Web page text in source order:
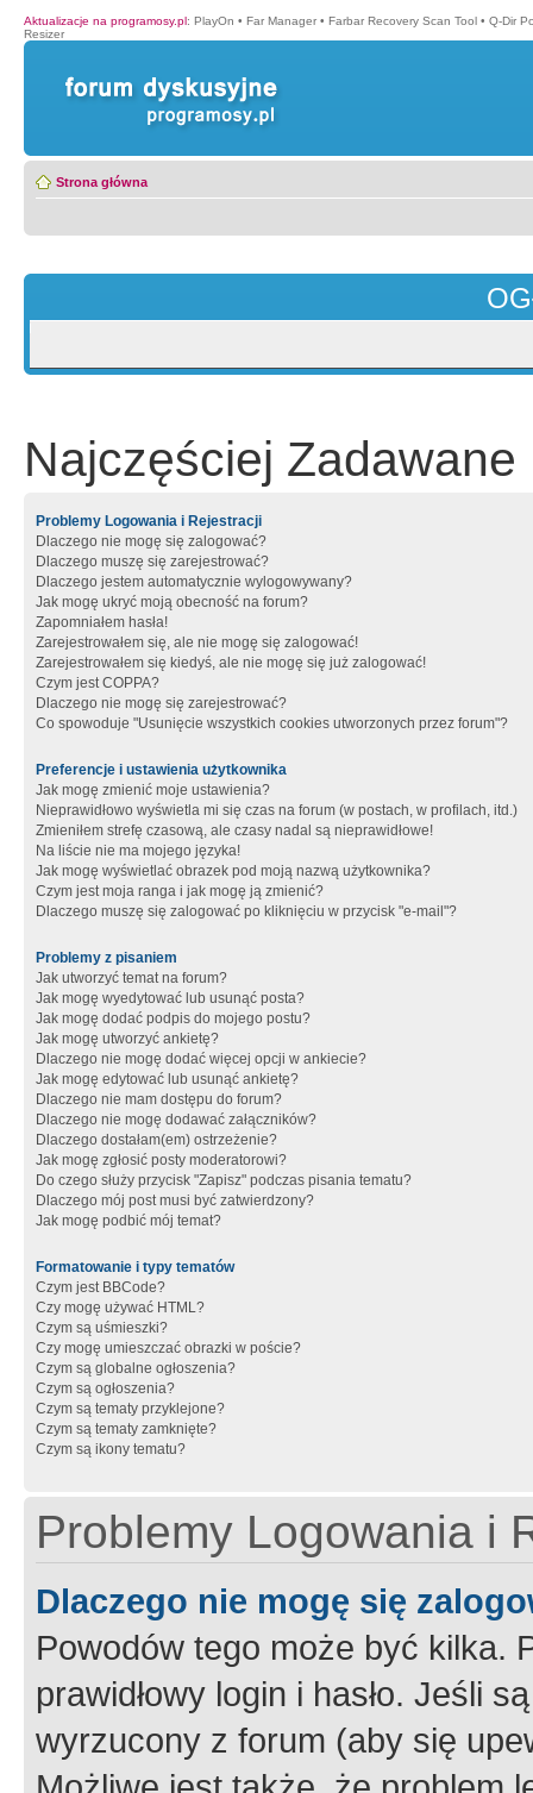
Aktualizacje na programosy.pl: PlayOn • Far Manager • Farbar Recovery Scan Tool • Q-Dir
Resizer
Strona główna
Najczęściej Zadawane
Problemy Logowania i Rejestracji
Dlaczego nie mogę się zalogować?
Dlaczego muszę się zarejestrować?
Dlaczego jestem automatycznie wylogowywany?
Jak mogę ukryć moją obecność na forum?
Zapomniałem hasła!
Zarejestrowałem się, ale nie mogę się zalogować!
Zarejestrowałem się kiedyś, ale nie mogę się już zalogować!
Czym jest COPPA?
Dlaczego nie mogę się zarejestrować?
Co spowoduje "Usunięcie wszystkich cookies utworzonych przez forum"?
Preferencje i ustawienia użytkownika
Jak mogę zmienić moje ustawienia?
Nieprawidłowo wyświetla mi się czas na forum (w postach, w profilach, itd.)
Zmieniłem strefę czasową, ale czasy nadal są nieprawidłowe!
Na liście nie ma mojego języka!
Jak mogę wyświetlać obrazek pod moją nazwą użytkownika?
Czym jest moja ranga i jak mogę ją zmienić?
Dlaczego muszę się zalogować po kliknięciu w przycisk "e-mail"?
Problemy z pisaniem
Jak utworzyć temat na forum?
Jak mogę wyedytować lub usunąć posta?
Jak mogę dodać podpis do mojego postu?
Jak mogę utworzyć ankietę?
Dlaczego nie mogę dodać więcej opcji w ankiecie?
Jak mogę edytować lub usunąć ankietę?
Dlaczego nie mam dostępu do forum?
Dlaczego nie mogę dodawać załączników?
Dlaczego dostałam(em) ostrzeżenie?
Jak mogę zgłosić posty moderatorowi?
Do czego służy przycisk "Zapisz" podczas pisania tematu?
Dlaczego mój post musi być zatwierdzony?
Jak mogę podbić mój temat?
Formatowanie i typy tematów
Czym jest BBCode?
Czy mogę używać HTML?
Czym są uśmieszki?
Czy mogę umieszczać obrazki w poście?
Czym są globalne ogłoszenia?
Czym są ogłoszenia?
Czym są tematy przyklejone?
Czym są tematy zamknięte?
Czym są ikony tematu?
Problemy Logowania i
Dlaczego nie mogę się
Powodów tego może być kilka.
prawidłowy login i hasło. Jeśli
wyrzucony z forum (aby się